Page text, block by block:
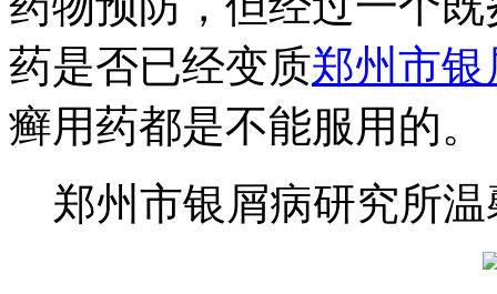
药是否已经变质郑州市
癣用药都是不能服用的。
郑州市银屑病研究所温